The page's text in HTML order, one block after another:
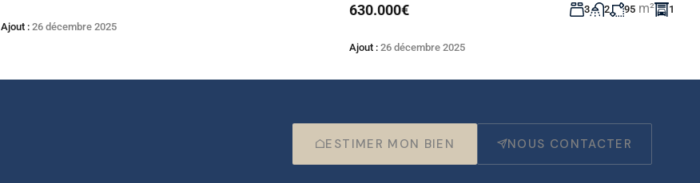
Ajout :26 décembre 2025
630.000€ 3 2 95 m² 1
Ajout : 26 décembre 2025
ESTIMER MON BIEN NOUS CONTACTER